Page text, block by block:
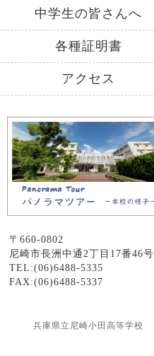
中学生の皆さんへ
各種証明書
アクセス
〒660-0802
尼崎市長洲中通2丁目17番46号
TEL:(06)6488-5335
FAX:(06)6488-5337
兵庫県立尼崎小田高等学校